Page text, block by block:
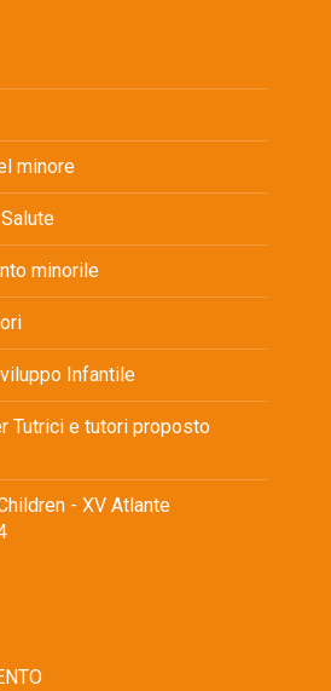
minore
minorile
Infantile
Tutrici e tutori proposto
- XV Atlante